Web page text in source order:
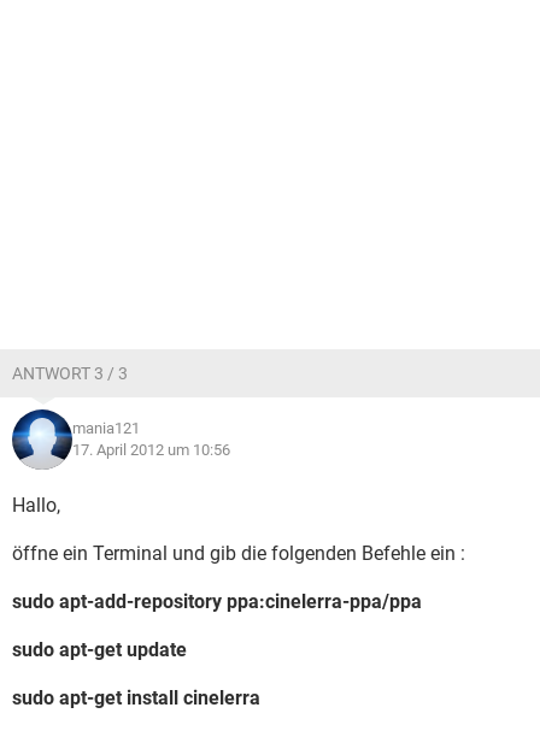
ANTWORT 3 / 3
mania121
17. April 2012 um 10:56
Hallo,
öffne ein Terminal und gib die folgenden Befehle ein :
sudo apt-add-repository ppa:cinelerra-ppa/ppa
sudo apt-get update
sudo apt-get install cinelerra